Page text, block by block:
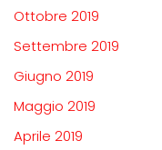
Ottobre 2019
Settembre 2019
Giugno 2019
Maggio 2019
Aprile 2019